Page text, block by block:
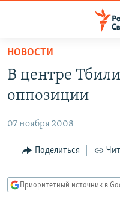
упрощенного
доступа
основному
Вернутся
главной
навигации
ПОДКАСТЫ
ЦИТАТЫ СВОБОДЫ
МНЕНИЯ
IDEL.РЕАЛИИ
НОВОСТИ
В центре
оппозиции
07 ноября 2008
Поделиться
Приоритетный источник в